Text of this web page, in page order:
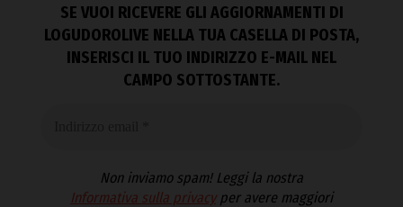
SE VUOI RICEVERE GLI AGGIORNAMENTI DI
LOGUDOROLIVE NELLA TUA CASELLA DI POSTA,
INSERISCI IL TUO INDIRIZZO E-MAIL NEL
CAMPO SOTTOSTANTE.
Non inviamo spam! Leggi la nostra
Informativa sulla privacyper avere maggiori